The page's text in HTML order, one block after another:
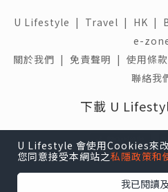
U Lifestyle | Travel | HK |
e-
關於我們 | 免責聲明 | 使用條
聯絡我
下載 U
U Lifestyle 會使用Cookies來
您同意接受本網站之私隱政策和
我已閱讀